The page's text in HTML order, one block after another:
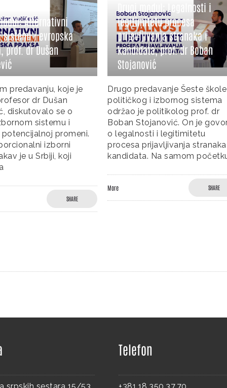
Drugi modul: Legalnosti i
legitimitetu procesa
prijavljivanja stranaka i
kandidata, prof. dr Boban
Stojanović
predavanje Šeste škole
i izbornog sistema
je politikolog prof. dr
Stojanović. On je govorio
i legitimitetu
prijavljivanja stranaka i
Na samom početku
SHARE
Prvi modul: Politički
Struktura i
prof. dr Milan
Prvo predavanje Šeste
političkog i izbornog
održao je profesor dr
Jovanović, redovni
Fakultetu političkih
Beogradu. On je
upoznao sa strukturom
srpskih sestara 15/53
Telefon
+381.18.350.37.70